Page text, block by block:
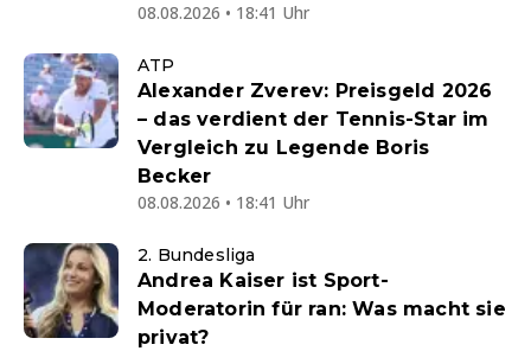
08.08.2026 • 18:41 Uhr
ATP
Alexander Zverev: Preisgeld 2026
– das verdient der Tennis-Star im
Vergleich zu Legende Boris
Becker
08.08.2026 • 18:41 Uhr
2. Bundesliga
Andrea Kaiser ist Sport-
Moderatorin für ran: Was macht sie
privat?